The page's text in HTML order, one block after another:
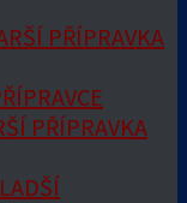
PŘÍPRAVKA
PŘÍPRAVKA